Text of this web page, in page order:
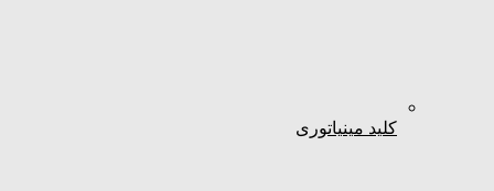
کلید مینیاتوری